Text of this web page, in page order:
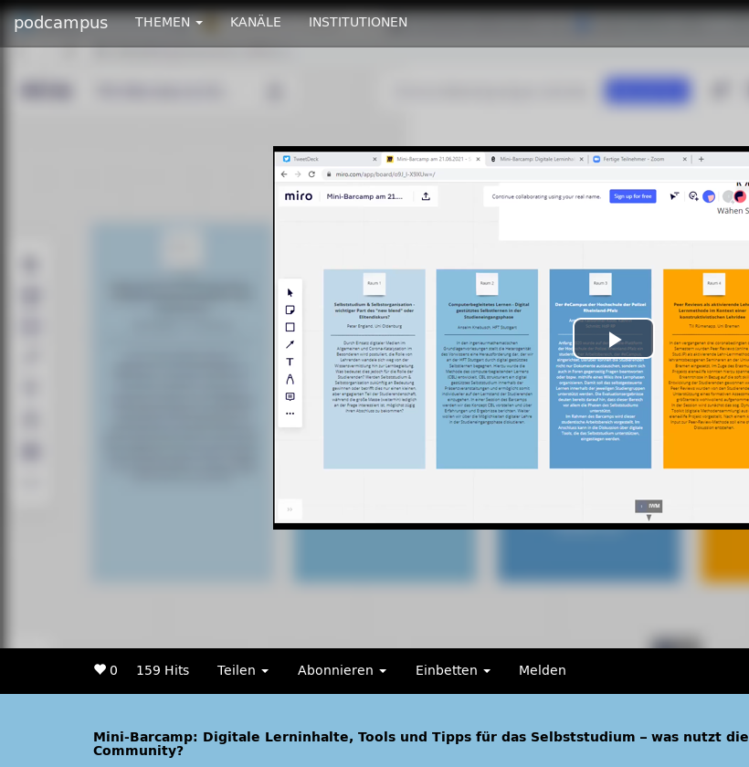
podcampus THEMEN KANÄLE INSTITUTIONEN
Play
Video
0 159 Hits Teilen Abonnieren Einbetten Melden
Mini-Barcamp: Digitale Lerninhalte, Tools und Tipps für das Selbststudium – was nutzt die
Community?